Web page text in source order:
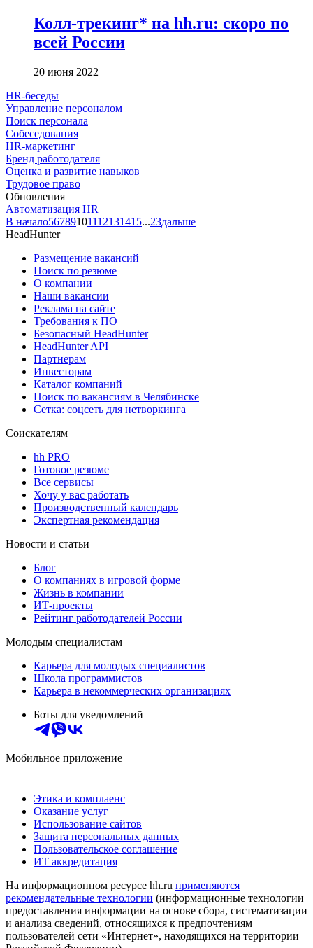
Колл-трекинг* на hh.ru: скоро по
всей России
20 июня 2022
HR-беседы
Управление персоналом
Поиск персонала
Собеседования
HR-маркетинг
Бренд работодателя
Оценка и развитие навыков
Трудовое право
Обновления
Автоматизация HR
В начало56789101112131415...23дальше
HeadHunter
Размещение вакансий
Поиск по резюме
О компании
Наши вакансии
Реклама на сайте
Требования к ПО
Безопасный HeadHunter
HeadHunter API
Партнерам
Инвесторам
Каталог компаний
Поиск по вакансиям в Челябинске
Сетка: соцсеть для нетворкинга
Соискателям
hh PRO
Готовое резюме
Все сервисы
Хочу у вас работать
Производственный календарь
Экспертная рекомендация
Новости и статьи
Блог
О компаниях в игровой форме
Жизнь в компании
ИТ-проекты
Рейтинг работодателей России
Молодым специалистам
Карьера для молодых специалистов
Школа программистов
Карьера в некоммерческих организациях
Боты для уведомлений
Мобильное приложение
Этика и комплаенс
Оказание услуг
Использование сайтов
Защита персональных данных
Пользовательское соглашение
ИТ аккредитация
На информационном ресурсе hh.ru применяются
рекомендательные технологии (информационные технологии
предоставления информации на основе сбора, систематизации
и анализа сведений, относящихся к предпочтениям
пользователей сети «Интернет», находящихся на территории